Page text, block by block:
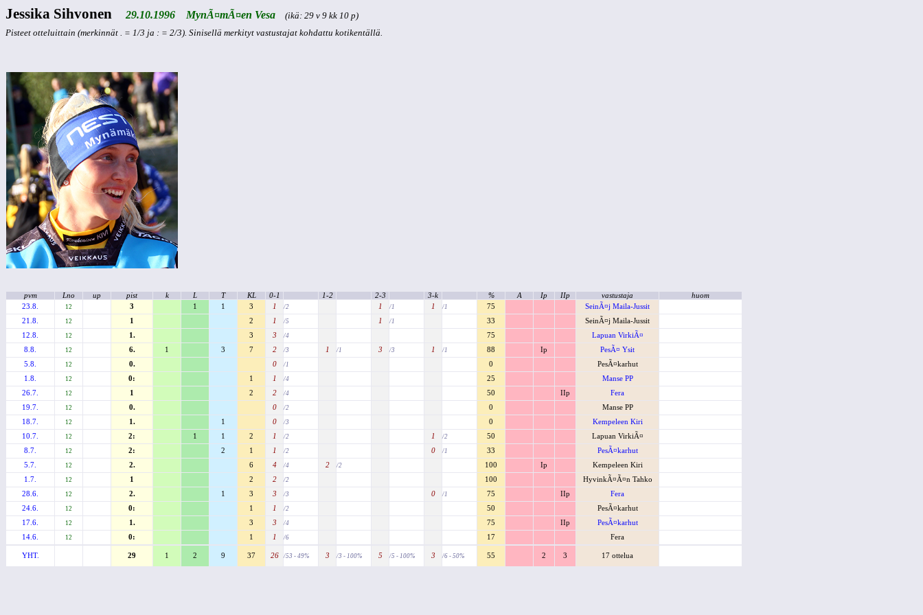
Jessika Sihvonen29.10.1996 MynÃ¤mÃ¤en Vesa
(ikä: 29 v 9 kk 10 p)
Pisteet otteluittain (merkinnät . = 1/3 ja : = 2/3). Sinisellä merkityt vastustajat kohdattu kotikentällä.
pvm Lno up pist k L T KL 0-1 1-2 2-3 3-k % A Ip IIp vastustaja
huom
23.8.
12 3 1 1 3 1 /2 1 /1 1 /1 75
SeinÃ¤j Maila-Jussit
21.8.
12 1 2 1 /5 1 /1 33
SeinÃ¤j Maila-Jussit
12.8.
12 1. 3 3 /4 75
Lapuan VirkiÃ¤
8.8.
12 6. 1 3 7 2 /3 1 /1 3 /3 1 /1 88 Ip
PesÃ¤ Ysit
5.8.
12 0. 0 /1 0
PesÃ¤karhut
1.8.
12 0: 1 1 /4 25
Manse PP
26.7.
12 1 2 2 /4 50 IIp
Fera
19.7.
12 0. 0 /2 0
Manse PP
18.7.
12 1. 1 0 /3 0
Kempeleen Kiri
10.7.
12 2: 1 1 2 1 /2 1 /2 50
Lapuan VirkiÃ¤
8.7.
12 2: 2 1 1 /2 0 /1 33
PesÃ¤karhut
5.7.
12 2. 6 4 /4 2 /2 100 Ip
Kempeleen Kiri
1.7.
12 1 2 2 /2 100
HyvinkÃ¤Ã¤n Tahko
28.6.
12 2. 1 3 3 /3 0 /1 75 IIp
Fera
24.6.
12 0: 1 1 /2 50
PesÃ¤karhut
17.6.
12 1. 3 3 /4 75 IIp
PesÃ¤karhut
14.6.
12 0: 1 1 /6 17 Fera
YHT. 29 1 2 9 37 26 /53 - 49% 3 /3 - 100% 5 /5 - 100% 3 /6 - 50% 55 2 3 17 ottelua